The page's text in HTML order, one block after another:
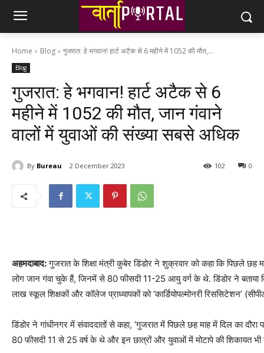
Home Blog गुजरात: हे भगवान! हार्ट अटैक से 6 महीने में 1052 की मौत,...
Blog
गुजरात: हे भगवान! हार्ट अटैक से 6
महीने में 1052 की मौत, जान गंवाने
वालों में युवाओं की संख्या सबसे अधिक
By Bureau 2 December 2023 0
102
अहमदाबाद:गुजरात के शिक्षा मंत्री कुबेर डिंडोर ने शुक्रवार को कहा कि पिछले छह
लोग जान गंवा चुके हैं, जिनमें से 80 फीसदी 11-25 आयु वर्ग के थे. डिंडोर ने बताया
लाख स्कूल शिक्षकों और कॉलेज प्राध्यापकों को ‘कार्डियोपल्मोनरी रिससिटेशन’
डिंडोर ने गांधीनगर में संवाददातों से कहा, ‘गुजरात में पिछले छह माह में दिल का
80 फीसदी 11 से 25 वर्ष के थे और इन छात्रों और युवाओं में मोटापे की शिकायत भी